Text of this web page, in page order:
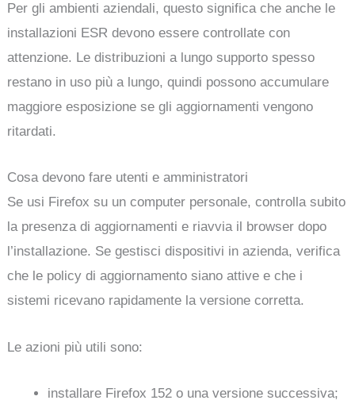
Per gli ambienti aziendali, questo significa che anche le
installazioni ESR devono essere controllate con
attenzione. Le distribuzioni a lungo supporto spesso
restano in uso più a lungo, quindi possono accumulare
maggiore esposizione se gli aggiornamenti vengono
ritardati.
Cosa devono fare utenti e amministratori
Se usi Firefox su un computer personale, controlla subito
la presenza di aggiornamenti e riavvia il browser dopo
l’installazione. Se gestisci dispositivi in azienda, verifica
che le policy di aggiornamento siano attive e che i
sistemi ricevano rapidamente la versione corretta.
Le azioni più utili sono:
installare Firefox 152 o una versione successiva;